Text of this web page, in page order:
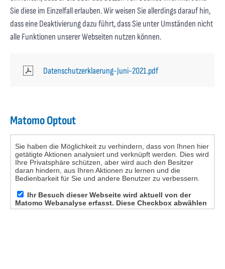
Sie diese im Einzelfall erlauben. Wir weisen Sie allerdings darauf hin,
dass eine Deaktivierung dazu führt, dass Sie unter Umständen nicht
alle Funktionen unserer Webseiten nutzen können.
Datenschutzerklaerung-Juni-2021.pdf
Matomo Optout